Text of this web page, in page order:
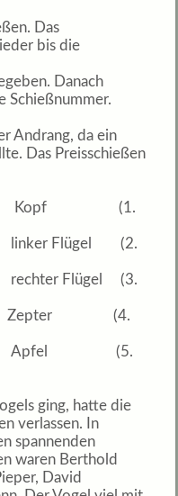
Das
bis die
Danach
Schießnummer.
Andrang, da ein
Das Preisschießen
Kopf (1.
Flügel (2.
Flügel (3.
(4.
Apfel (5.
ging, hatte die
verlassen. In
spannenden
waren Berthold
David